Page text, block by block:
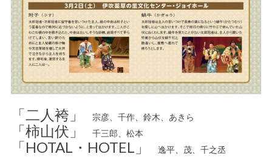
「二人袴」 宗彦、千作、鈴木、あきら
「柿山伏」 千三郎、松本
「HOTAL・HOTEL」 逸平、茂、千之丞